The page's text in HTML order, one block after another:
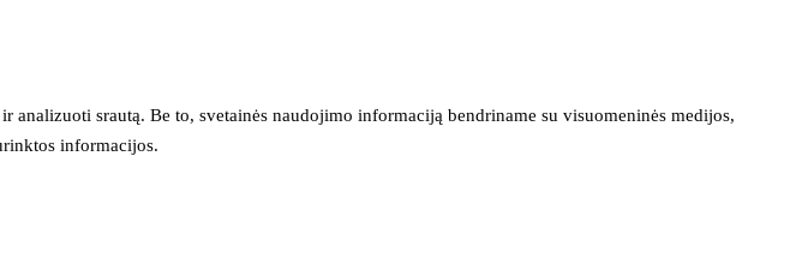
srautą. Be to, svetainės naudojimo informaciją bendriname su visuomeninės medijos,
informacijos.